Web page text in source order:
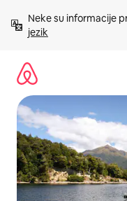
sadržaj
Neke su informacije
jezik